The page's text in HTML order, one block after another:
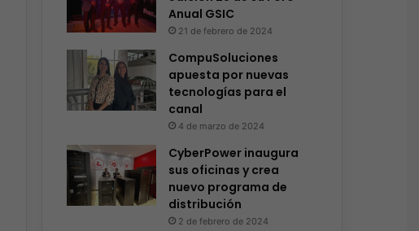
Anual GSIC
21 de febrero de 2024
CompuSoluciones
apuesta por nuevas
tecnologías para el
canal
4 de marzo de 2024
CyberPower inaugura
sus oficinas y crea
nuevo programa de
distribución
2 de febrero de 2024